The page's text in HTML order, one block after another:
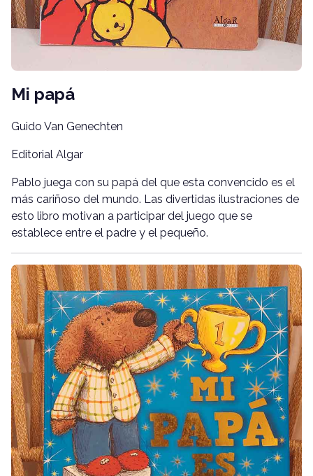
Mi papá
Guido Van Genechten
Editorial Algar
Pablo juega con su papá del que esta convencido es el
más cariñoso del mundo. Las divertidas ilustraciones de
esto libro motivan a participar del juego que se
establece entre el padre y el pequeño.